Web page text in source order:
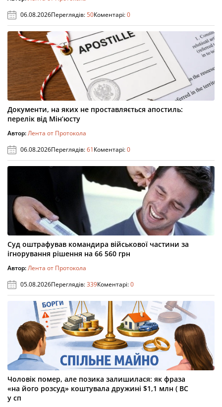
06.08.2026Переглядів:50Коментарі:0
Документи, на яких не проставляється апостиль:
перелік від Мін’юсту
Автор:Лента от Протокола
06.08.2026Переглядів:61Коментарі:0
Суд оштрафував командира військової частини за
ігнорування рішення на 66 560 грн
Автор:Лента от Протокола
05.08.2026Переглядів:339Коментарі:0
Чоловік помер, але позика залишилася: як фраза
«на його розсуд» коштувала дружині $1,1 млн ( ВС
у сп